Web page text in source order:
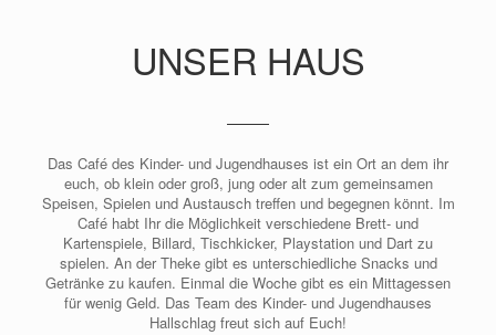
UNSER HAUS
Das Café des Kinder- und Jugendhauses ist ein Ort an dem ihr
euch, ob klein oder groß, jung oder alt zum gemeinsamen
Speisen, Spielen und Austausch treffen und begegnen könnt. Im
Café habt Ihr die Möglichkeit verschiedene Brett- und
Kartenspiele, Billard, Tischkicker, Playstation und Dart zu
spielen. An der Theke gibt es unterschiedliche Snacks und
Getränke zu kaufen. Einmal die Woche gibt es ein Mittagessen
für wenig Geld. Das Team des Kinder- und Jugendhauses
Hallschlag freut sich auf Euch!